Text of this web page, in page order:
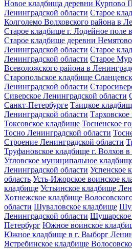
Новое кладбища деревни Курпово
Ленинградской области Старое
Колголемо Волховского района в
Старое кладбище г. Лодейное поле
Старое кладбище деревни
Ленинградской области Старое
Ленинградской области Старое
Всеволожского района в
Старопольское кладбище
Ленинградской области
Сиверское Ленинградской области
Санкт-Петербурге Таицкое
Ленинградской области
Токсовское кладбище Тосненское
Тосно Ленинградской области
Строение Ленинградской области
Труфановское кладбище г. Волхов
Угловское муниципальное
Ленинградской области Успенское
область Усть-Ижорское воинское
кладбище Устьинское кладбище
Хотнежское кладбище
области Шуваловское кладбище
Ленинградской области Шушарское
Петербург Южное воинское
Южное кладбище в г. Выборг
Ястребинское кладбище